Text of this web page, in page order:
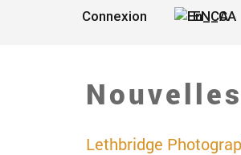
Connexion EN_CA
Lethbridge